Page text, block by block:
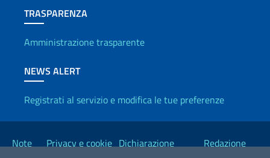
TRASPARENZA
Amministrazione trasparente
NEWS ALERT
Registrati al servizio e modifica le tue preferenze
Link Utili
Note
Privacy e cookie Dichiarazione
Redazione